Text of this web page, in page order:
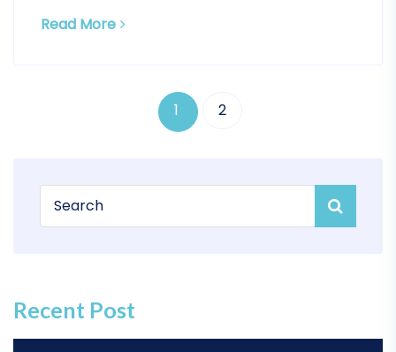
Read More
1 2
Recent Post